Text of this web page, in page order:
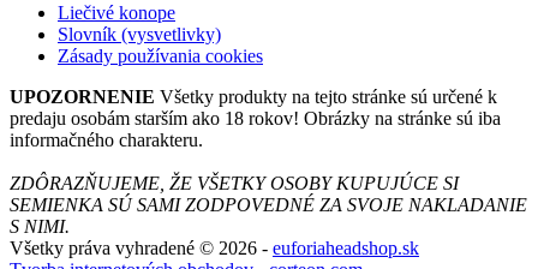
Liečivé konope
Slovník (vysvetlivky)
Zásady používania cookies
UPOZORNENIE Všetky produkty na tejto stránke sú určené k
predaju osobám starším ako 18 rokov! Obrázky na stránke sú iba
informačného charakteru.
ZDÔRAZŇUJEME, ŽE VŠETKY OSOBY KUPUJÚCE SI
SEMIENKA SÚ SAMI ZODPOVEDNÉ ZA SVOJE NAKLADANIE
S NIMI.
Všetky práva vyhradené © 2026 - euforiaheadshop.sk